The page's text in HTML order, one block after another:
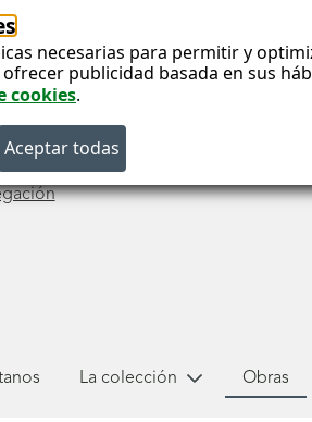
necesarias para permitir y
publicidad basada en sus
cookies.
La colección Obras